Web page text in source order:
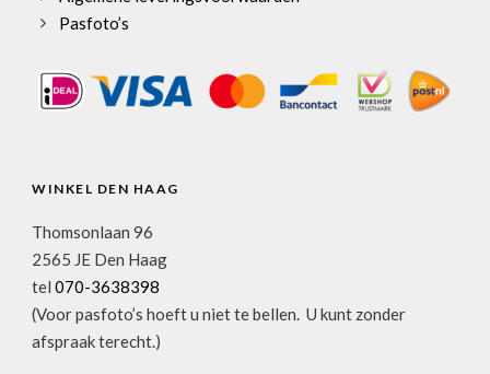
Pasfoto’s
WINKEL DEN HAAG
Thomsonlaan 96
2565 JE Den Haag
tel 070-3638398
(Voor pasfoto’s hoeft u niet te bellen. U kunt zonder
afspraak terecht.)